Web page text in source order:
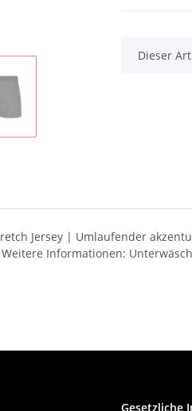
x
Dieser
Jersey | Umlaufender
Weitere Informationen:
Gesetzliche